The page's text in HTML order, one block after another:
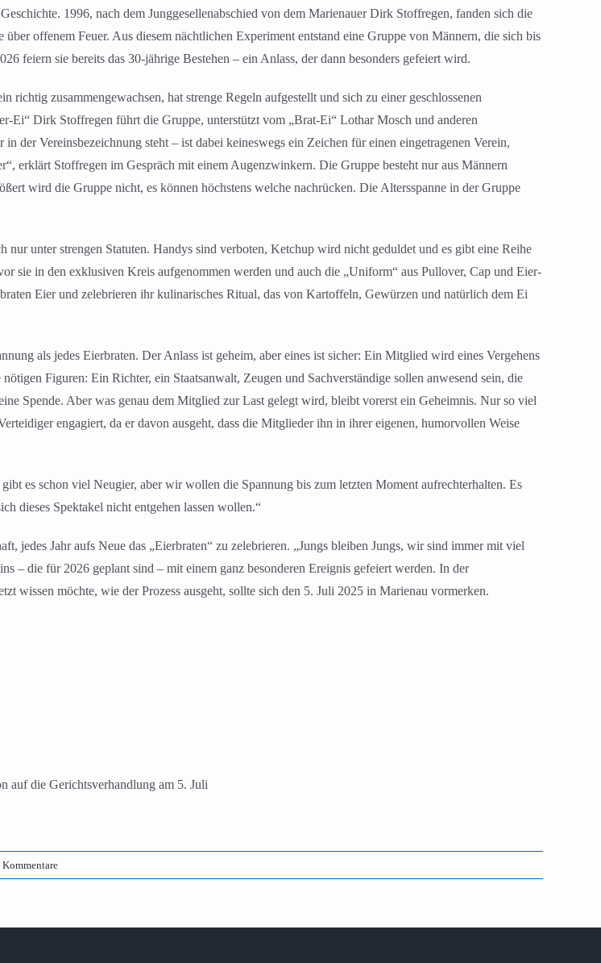
1996, nach dem Junggesellenabschied von dem Marienauer Dirk Stoffregen, fanden sich die
offenem Feuer. Aus diesem nächtlichen Experiment entstand eine Gruppe von Männern, die sich bis
feiern sie bereits das 30-jährige Bestehen – ein Anlass, der dann besonders gefeiert wird.
richtig zusammengewachsen, hat strenge Regeln aufgestellt und sich zu einer geschlossenen
Ei“ Dirk Stoffregen führt die Gruppe, unterstützt vom „Brat-Ei“ Lothar Mosch und anderen
der Vereinsbezeichnung steht – ist dabei keineswegs ein Zeichen für einen eingetragenen Verein,
erklärt Stoffregen im Gespräch mit einem Augenzwinkern. Die Gruppe besteht nur aus Männern
wird die Gruppe nicht, es können höchstens welche nachrücken. Die Altersspanne in der Gruppe
unter strengen Statuten. Handys sind verboten, Ketchup wird nicht geduldet und es gibt eine Reihe
sie in den exklusiven Kreis aufgenommen werden und auch die „Uniform“ aus Pullover, Cap und Eier-
Eier und zelebrieren ihr kulinarisches Ritual, das von Kartoffeln, Gewürzen und natürlich dem Ei
als jedes Eierbraten. Der Anlass ist geheim, aber eines ist sicher: Ein Mitglied wird eines Vergehens
Figuren: Ein Richter, ein Staatsanwalt, Zeugen und Sachverständige sollen anwesend sein, die
Spende. Aber was genau dem Mitglied zur Last gelegt wird, bleibt vorerst ein Geheimnis. Nur so viel
engagiert, da er davon ausgeht, dass die Mitglieder ihn in ihrer eigenen, humorvollen Weise
es schon viel Neugier, aber wir wollen die Spannung bis zum letzten Moment aufrechterhalten. Es
dieses Spektakel nicht entgehen lassen wollen.“
jedes Jahr aufs Neue das „Eierbraten“ zu zelebrieren. „Jungs bleiben Jungs, wir sind immer mit viel
– die für 2026 geplant sind – mit einem ganz besonderen Ereignis gefeiert werden. In der
wissen möchte, wie der Prozess ausgeht, sollte sich den 5. Juli 2025 in Marienau vormerken.
auf die Gerichtsverhandlung am 5. Juli
Kommentare